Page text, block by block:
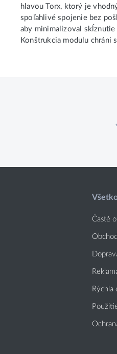
hlavou Torx, ktorý je
spoľahlivé spojenie bez
aby minimalizoval
Konštrukcia modulu chráni
Časté
Rýchla